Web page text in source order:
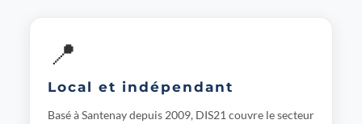
📍
Local et indépendant
Basé à Santenay depuis 2009, DIS21 couvre le secteur